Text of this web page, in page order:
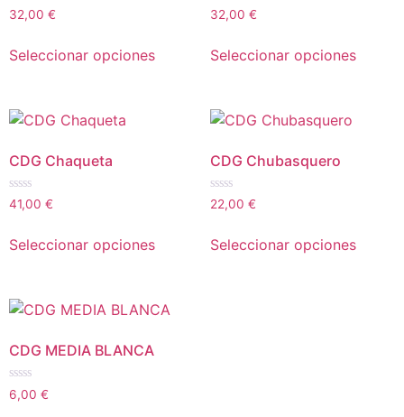
Valorado
con
de
5
32,00 €
Seleccionar opciones
Valorado
con
de
5
32,00 €
Seleccionar opciones
CDG Chaqueta
Valorado
con
de
5
41,00 €
Seleccionar opciones
CDG Chubasquero
Valorado
con
de
5
22,00 €
Seleccionar opciones
CDG MEDIA BLANCA
Valorado
con
6,00 €